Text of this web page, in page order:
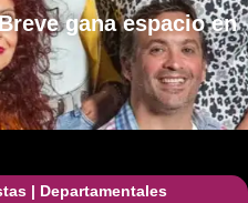
gana espacio en
| Departamentales